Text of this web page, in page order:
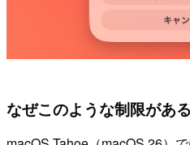
なぜこのような制限があ